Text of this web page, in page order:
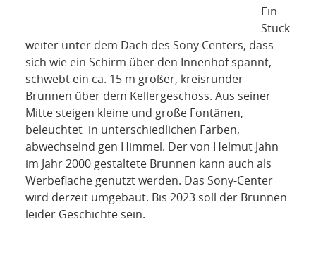
Ein
Stück
weiter unter dem Dach des Sony Centers, dass
sich wie ein Schirm über den Innenhof spannt,
schwebt ein ca. 15 m großer, kreisrunder
Brunnen über dem Kellergeschoss. Aus seiner
Mitte steigen kleine und große Fontänen,
beleuchtet in unterschiedlichen Farben,
abwechselnd gen Himmel. Der von Helmut Jahn
im Jahr 2000 gestaltete Brunnen kann auch als
Werbefläche genutzt werden. Das Sony-Center
wird derzeit umgebaut. Bis 2023 soll der Brunnen
leider Geschichte sein.